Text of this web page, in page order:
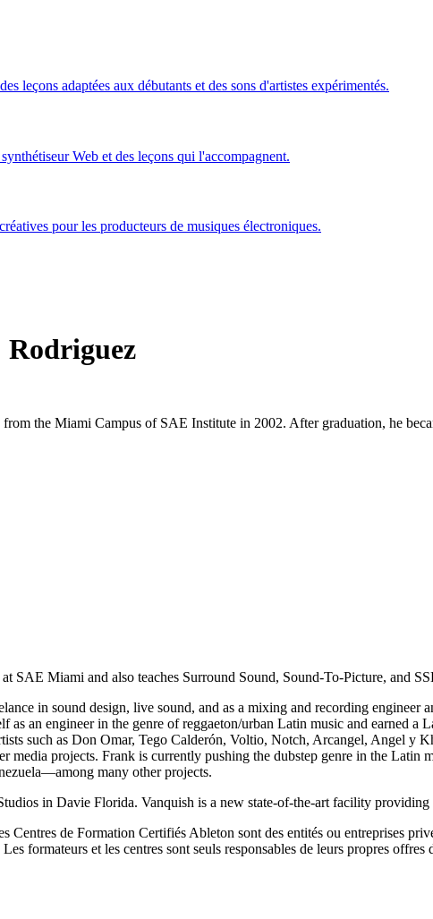
leçons adaptées aux débutants et des sons d'artistes expérimentés.
Web et des leçons qui l'accompagnent.
pour les producteurs de musiques électroniques.
the Miami Campus of SAE Institute in 2002. After graduation, he
SAE Miami and also teaches Surround Sound, Sound-To-Picture, and
in sound design, live sound, and as a mixing and recording
an engineer in the genre of reggaeton/urban Latin music and earned
such as Don Omar, Tego Calderón, Voltio, Notch, Arcangel, Angel y
media projects. Frank is currently pushing the dubstep genre in the
many other projects.
in Davie Florida. Vanquish is a new state-of-the-art facility providing
Centres de Formation Certifiés Ableton sont des entités ou entreprises
formateurs et les centres sont seuls responsables de leurs propres